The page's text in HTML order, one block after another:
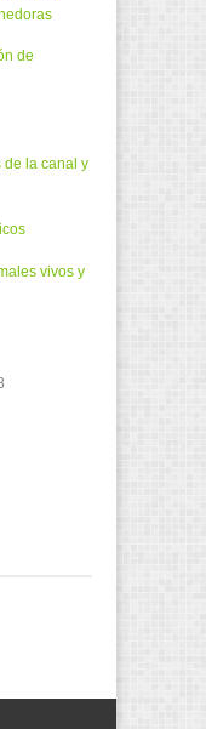
de
de la canal y
vivos y